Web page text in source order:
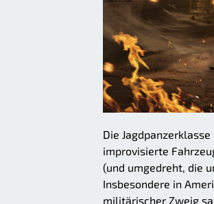
Die
improvisierte
(und umgedreht, die
Insbesondere in
militärischer Zweig